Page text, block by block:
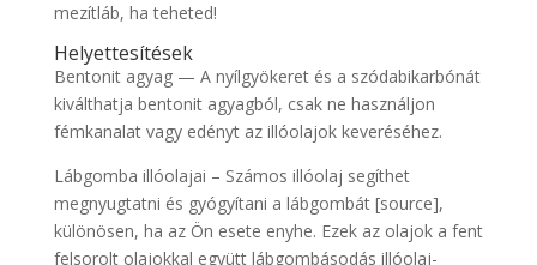
mezítláb, ha teheted!
Helyettesítések
Bentonit agyag — A nyílgyökeret és a szódabikarbónát
kiválthatja bentonit agyagból, csak ne használjon
fémkanalat vagy edényt az illóolajok keveréséhez.
Lábgomba illóolajai – Számos illóolaj segíthet
megnyugtatni és gyógyítani a lábgombát [source],
különösen, ha az Ön esete enyhe. Ezek az olajok a fent
felsorolt ​​olajokkal együtt lábgombásodás illóolaj-